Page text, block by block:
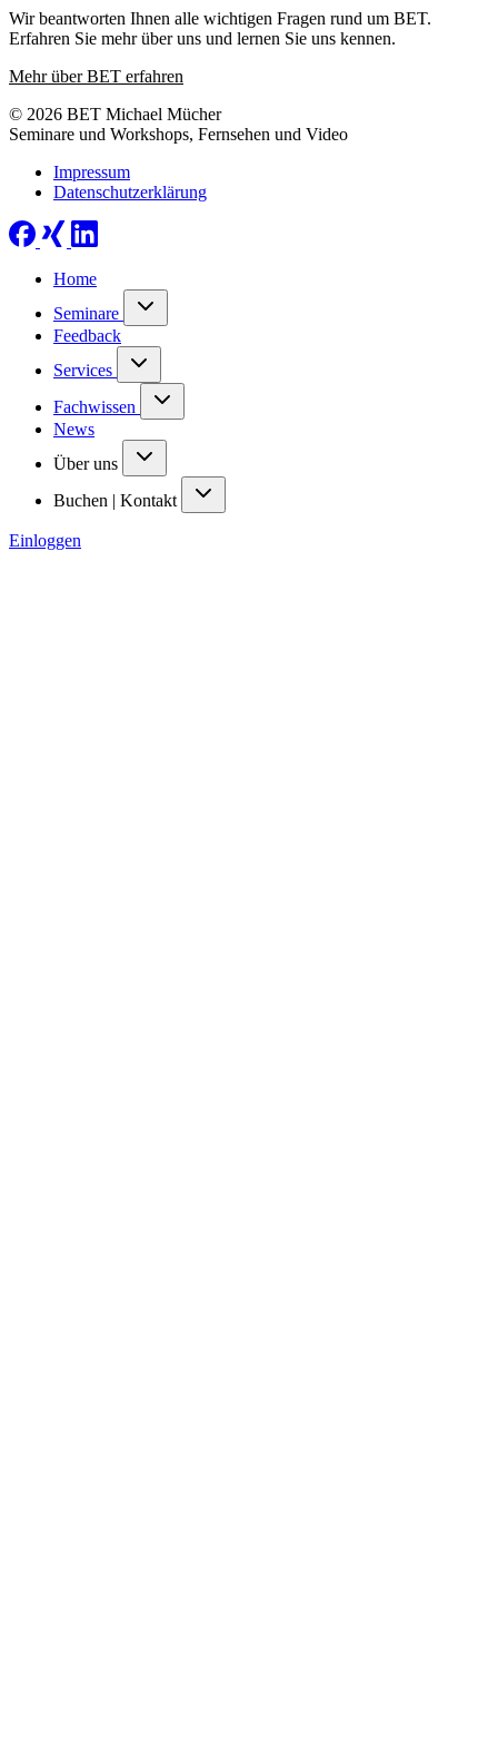
Wir beantworten Ihnen alle wichtigen Fragen rund um BET.
Erfahren Sie mehr über uns und lernen Sie uns kennen.
Mehr über BET erfahren
© 2026 BET Michael Mücher
Seminare und Workshops, Fernsehen und Video
Impressum
Datenschutzerklärung
Home
Seminare
Feedback
Services
Fachwissen
News
Über uns
Buchen | Kontakt
Einloggen